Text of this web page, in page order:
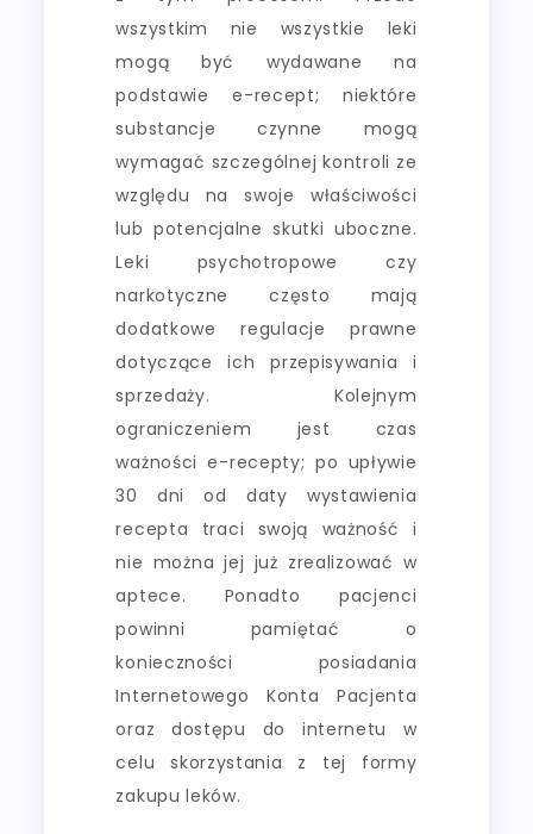
wszystkim nie wszystkie leki
mogą być wydawane na
podstawie e-recept; niektóre
substancje czynne mogą
wymagać szczególnej kontroli ze
względu na swoje właściwości
lub potencjalne skutki uboczne.
Leki psychotropowe czy
narkotyczne często mają
dodatkowe regulacje prawne
dotyczące ich przepisywania i
sprzedaży. Kolejnym
ograniczeniem jest czas
ważności e-recepty; po upływie
30 dni od daty wystawienia
recepta traci swoją ważność i
nie można jej już zrealizować w
aptece. Ponadto pacjenci
powinni pamiętać o
konieczności posiadania
Internetowego Konta Pacjenta
oraz dostępu do internetu w
celu skorzystania z tej formy
zakupu leków.